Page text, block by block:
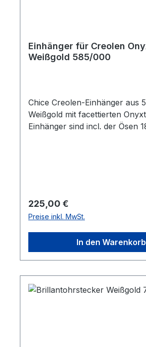
Einhänger für Creolen
Weißgold 585/000
Chice Creolen-Einhänger aus
Weißgold mit facettierten
Einhänger sind incl. der Ösen
Regulärer Preis:
225,00 €
Preise inkl. MwSt.
In den Warenkorb